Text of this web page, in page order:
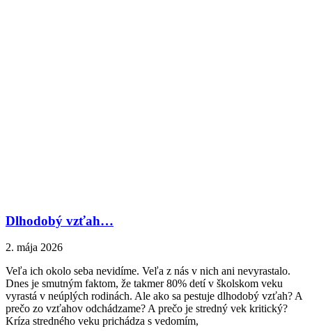
Dlhodobý vzťah…
2. mája 2026
Veľa ich okolo seba nevidíme. Veľa z nás v nich ani nevyrastalo.
Dnes je smutným faktom, že takmer 80% detí v školskom veku
vyrastá v neúplých rodinách. Ale ako sa pestuje dlhodobý vzťah? A
prečo zo vzťahov odchádzame? A prečo je stredný vek kritický?
Kríza stredného veku prichádza s vedomím,